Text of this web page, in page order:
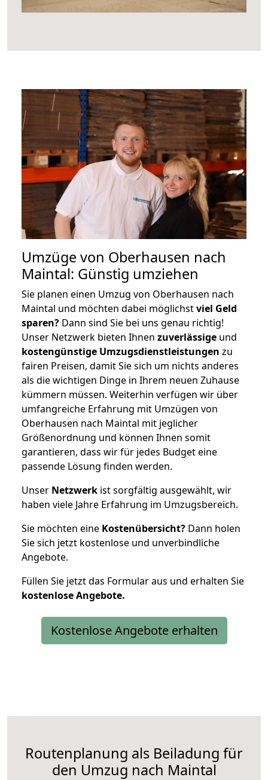
Umzüge von Oberhausen nach
Maintal: Günstig umziehen
Sie planen einen Umzug von Oberhausen nach
Maintal und möchten dabei möglichstviel Geld
sparen? Dann sind Sie bei uns genau richtig!
Unser Netzwerk bieten Ihnen zuverlässige und
kostengünstige Umzugsdienstleistungen zu
fairen Preisen, damit Sie sich um nichts anderes
als die wichtigen Dinge in Ihrem neuen Zuhause
kümmern müssen. Weiterhin verfügen wir über
umfangreiche Erfahrung mit Umzügen von
Oberhausen nach Maintal mit jeglicher
Größenordnung und können Ihnen somit
garantieren, dass wir für jedes Budget eine
passende Lösung finden werden.
Unser Netzwerk ist sorgfältig ausgewählt, wir
haben viele Jahre Erfahrung im Umzugsbereich.
Sie möchten eine Kostenübersicht? Dann holen
Sie sich jetzt kostenlose und unverbindliche
Angebote.
Füllen Sie jetzt das Formular aus und erhalten Sie
kostenloseAngebote.
Kostenlose Angebote erhalten
Routenplanung als Beiladung für
den Umzug nach Maintal